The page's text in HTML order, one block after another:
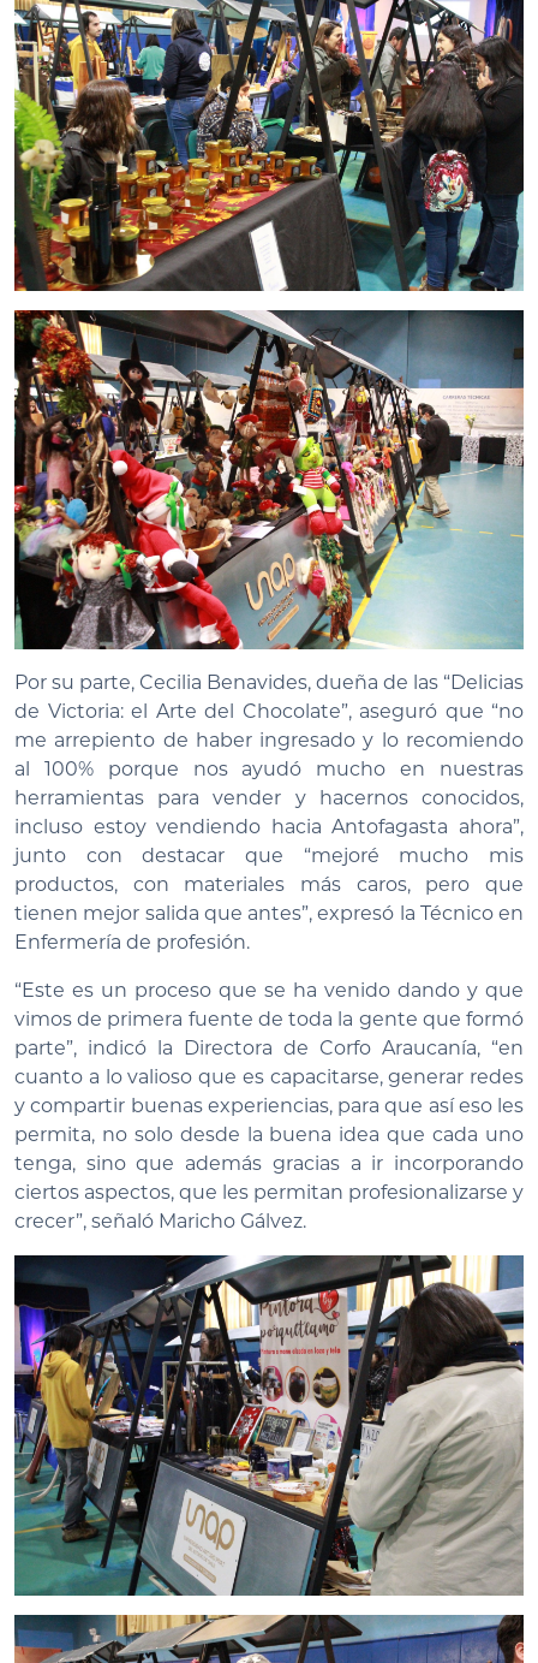
Por su parte, Cecilia Benavides, dueña de las “Delicias
de Victoria: el Arte del Chocolate”, aseguró que “no
me arrepiento de haber ingresado y lo recomiendo
al 100% porque nos ayudó mucho en nuestras
herramientas para vender y hacernos conocidos,
incluso estoy vendiendo hacia Antofagasta ahora”,
junto con destacar que “mejoré mucho mis
productos, con materiales más caros, pero que
tienen mejor salida que antes”, expresó la Técnico en
Enfermería de profesión.
“Este es un proceso que se ha venido dando y que
vimos de primera fuente de toda la gente que formó
parte”, indicó la Directora de Corfo Araucanía, “en
cuanto a lo valioso que es capacitarse, generar redes
y compartir buenas experiencias, para que así eso les
permita, no solo desde la buena idea que cada uno
tenga, sino que además gracias a ir incorporando
ciertos aspectos, que les permitan profesionalizarse y
crecer”, señaló Maricho Gálvez.